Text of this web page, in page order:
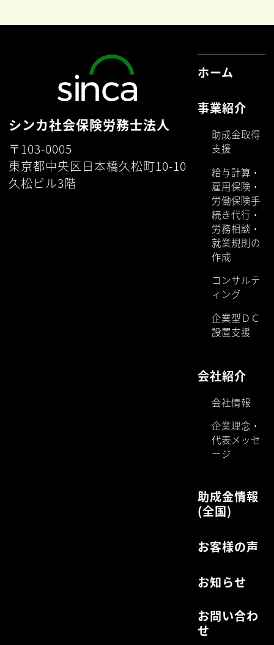
シンカ社会保険労務士法人
〒103-0005
東京都中央区日本橋久松町10-10
久松ビル3階
ホーム
事業紹介
助成金取得
支援
給与計算・
雇用保険・
労働保険手
続き代行・
労務相談・
就業規則の
作成
コンサルテ
ィング
企業型ＤＣ
設置支援
会社紹介
会社情報
企業理念・
代表メッセ
ージ
助成金情報
(全国)
お客様の声
お知らせ
お問い合わ
せ